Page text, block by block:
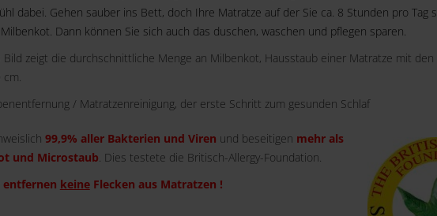
dabei. Gehen sauber ins Bett, doch Ihre Matratze auf der Sie ca. 8 Stunden pro Tag
Dann können Sie sich auch das duschen, waschen und pflegen sparen.
Bild zeigt die durchschnittliche Menge an Milbenkot, Hausstaub einer Matratze mit
cm.
/ Matratzenreinigung, der erste Schritt zum gesunden Schlaf
99,9% aller Bakterien und Viren und beseitigen mehr als
und Microstaub. Dies testete die Britisch-Allergy-Foundation.
entfernen keineFlecken aus Matratzen !